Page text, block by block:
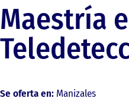
Maestría
Se oferta en: Manizales